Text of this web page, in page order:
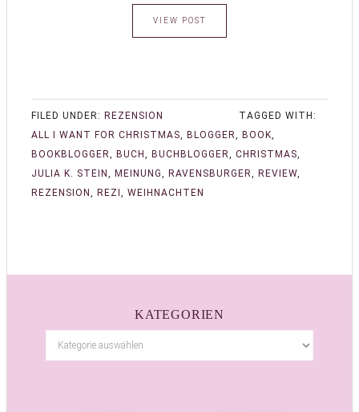
VIEW POST
FILED UNDER: REZENSION
TAGGED WITH:
ALL I WANT FOR CHRISTMAS, BLOGGER, BOOK,
BOOKBLOGGER, BUCH , BUCHBLOGGER, CHRISTMAS,
JULIA K. STEIN , MEINUNG, RAVENSBURGER, REVIEW,
REZENSION , REZI , WEIHNACHTEN
KATEGORIEN